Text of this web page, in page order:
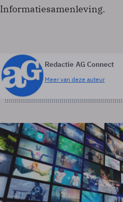
Informatiesamenleving.
Redactie AG Connect
Meer van deze auteur